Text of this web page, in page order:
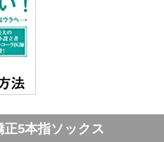
5本指ソックス